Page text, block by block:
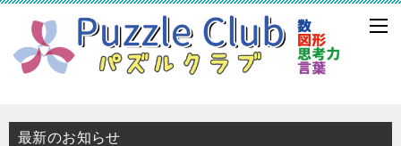
最新のお知らせ